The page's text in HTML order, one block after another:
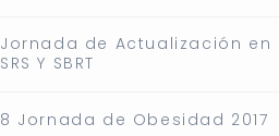
Jornada de Actualización en
SRS Y SBRT
8 Jornada de Obesidad 2017